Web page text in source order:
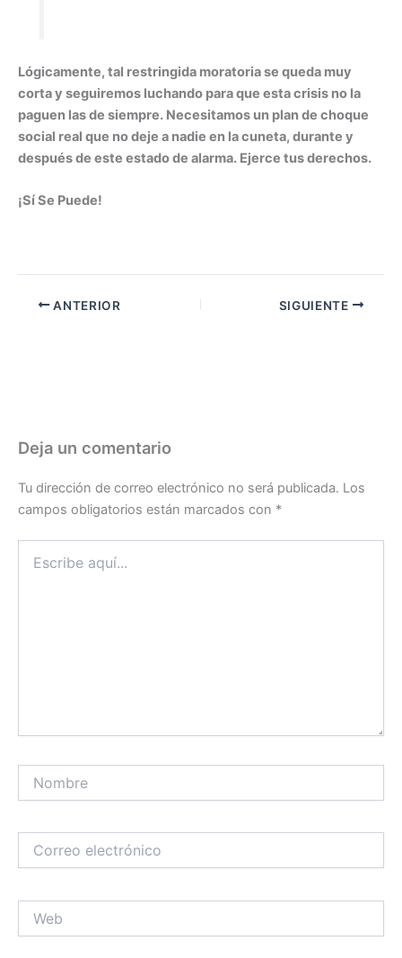
Lógicamente, tal restringida moratoria se queda muy
corta y seguiremos luchando para que esta crisis no la
paguen las de siempre. Necesitamos un plan de choque
social real que no deje a nadie en la cuneta, durante y
después de este estado de alarma. Ejerce tus derechos.
¡Sí Se Puede!
ANTERIOR SIGUIENTE
Deja un comentario
Tu dirección de correo electrónico no será publicada. Los
campos obligatorios están marcados con *
aquí...
electrónico